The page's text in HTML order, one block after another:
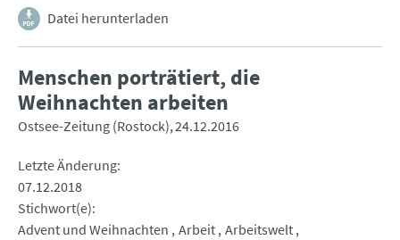
Datei herunterladen
Menschen porträtiert, die
Weihnachten arbeiten
Ostsee-Zeitung (Rostock) 24.12.2016
Letzte Änderung
07.12.2018
Stichwort(e)
Advent und Weihnachten Arbeit Arbeitswelt